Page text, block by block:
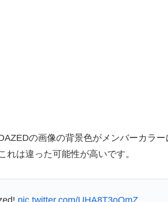
の画像の背景色がメンバーカラ
れは違った可能性が高いです。
pic.twitter.com/UHA8T3oQmZ